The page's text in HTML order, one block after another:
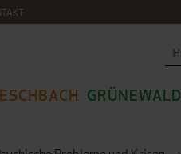
ESCHBACH GRÜNEWALD